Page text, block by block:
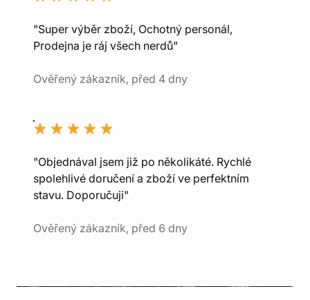
"Super výběr zboží, Ochotný personál,
Prodejna je ráj všech nerdů"
Ověřený zákazník, před 4 dny
"Objednával jsem již po několikáté. Rychlé
spolehlivé doručení a zboží ve perfektním
stavu. Doporučuji"
Ověřený zákazník, před 6 dny